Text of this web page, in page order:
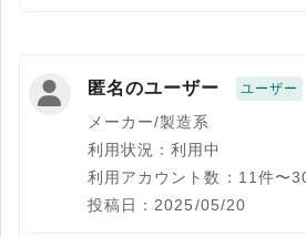
匿名のユーザー ユーザー
メーカー/製造系
利用状況：利用中
利用アカウント数：11件〜
投稿日：2025/05/20